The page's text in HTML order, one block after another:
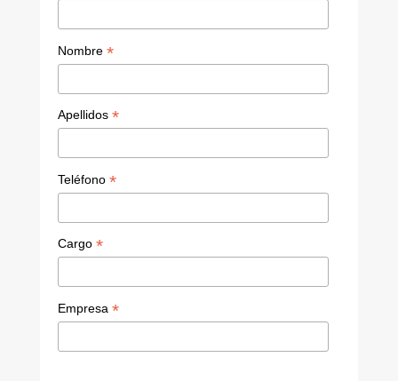
Nombre *
Apellidos *
Teléfono *
Cargo *
Empresa *